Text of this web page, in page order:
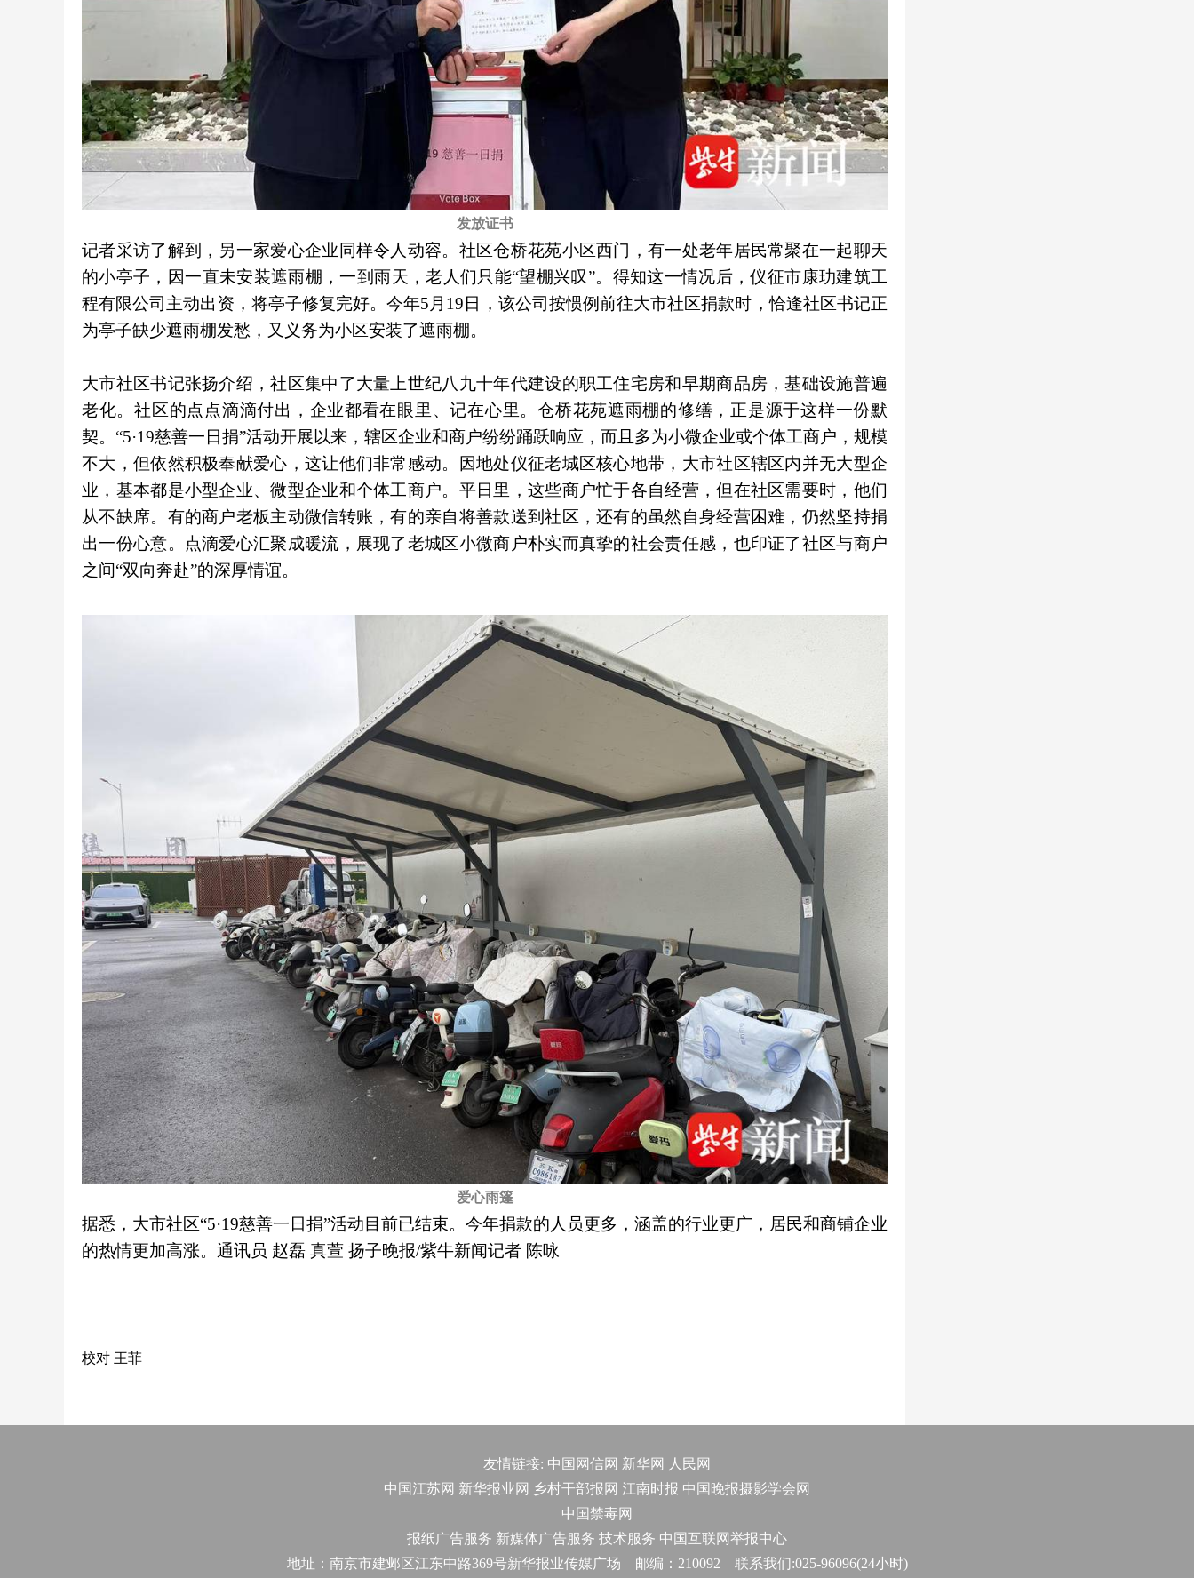
发放证书
记者采访了解到，另一家爱心企业同样令人动容。社区仓桥花苑小区西门，有一处老年居民常聚在一起聊天
的小亭子，因一直未安装遮雨棚，一到雨天，老人们只能“望棚兴叹”。得知这一情况后，仪征市康玏建筑工
程有限公司主动出资，将亭子修复完好。今年5月19日，该公司按惯例前往大市社区捐款时，恰逢社区书记正
为亭子缺少遮雨棚发愁，又义务为小区安装了遮雨棚。
大市社区书记张扬介绍，社区集中了大量上世纪八九十年代建设的职工住宅房和早期商品房，基础设施普遍
老化。社区的点点滴滴付出，企业都看在眼里、记在心里。仓桥花苑遮雨棚的修缮，正是源于这样一份默
契。“5·19慈善一日捐”活动开展以来，辖区企业和商户纷纷踊跃响应，而且多为小微企业或个体工商户，规模
不大，但依然积极奉献爱心，这让他们非常感动。因地处仪征老城区核心地带，大市社区辖区内并无大型企
业，基本都是小型企业、微型企业和个体工商户。平日里，这些商户忙于各自经营，但在社区需要时，他们
从不缺席。有的商户老板主动微信转账，有的亲自将善款送到社区，还有的虽然自身经营困难，仍然坚持捐
出一份心意。点滴爱心汇聚成暖流，展现了老城区小微商户朴实而真挚的社会责任感，也印证了社区与商户
之间“双向奔赴”的深厚情谊。
爱心雨篷
据悉，大市社区“5·19慈善一日捐”活动目前已结束。今年捐款的人员更多，涵盖的行业更广，居民和商铺企业
的热情更加高涨。通讯员 赵磊 真萱 扬子晚报/紫牛新闻记者 陈咏
校对 王菲
友情链接: 中国网信网 新华网
人民网
中国江苏网 新华报业网 乡村干部报网 江南时报 中国晚报摄影学会网
中国禁毒网
报纸广告服务 新媒体广告服务 技术服务 中国互联网举报中心
地址：南京市建邺区江东中路369号新华报业传媒广场 邮编：210092 联系我们:025-96096(24小时)